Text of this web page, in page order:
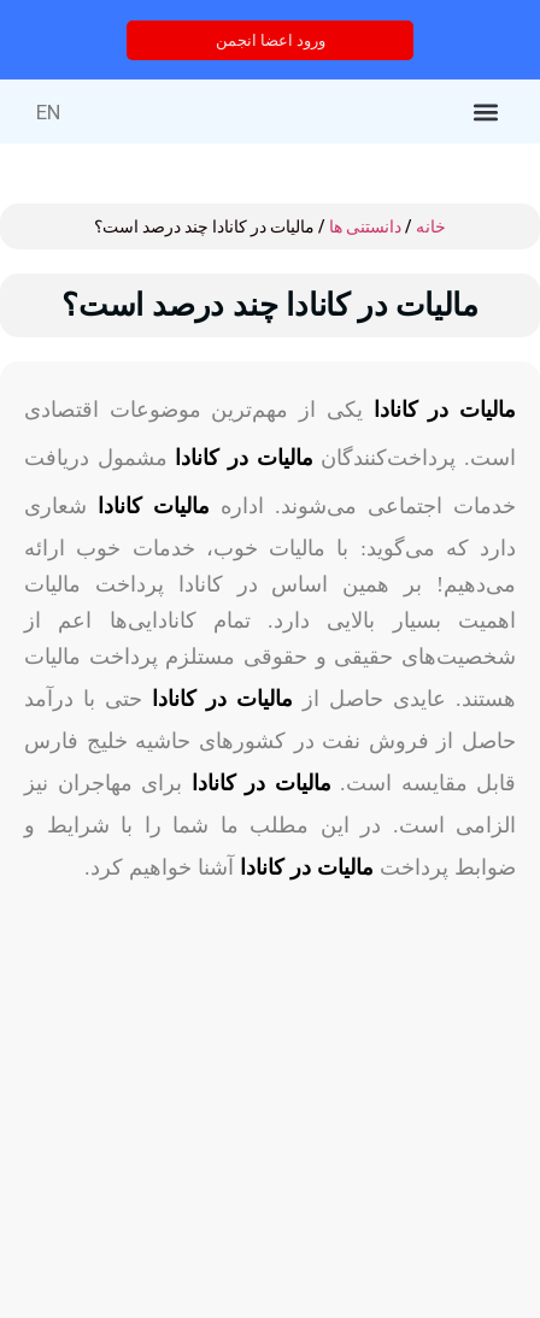
ورود اعضا انجمن
EN
خانه /دانستنی ها / مالیات در کانادا چند درصد است؟
مالیات در کانادا چند درصد است؟
مالیات در کانادا
یکی از مهم‌ترین موضوعات اقتصادی
است. پرداخت‌کنندگان مالیات در کانادا
مشمول دریافت
خدمات اجتماعی می‌شوند. اداره مالیات کانادا
شعاری
دارد که می‌گوید: با مالیات خوب، خدمات خوب ارائه
می‌دهیم! بر همین اساس در کانادا پرداخت مالیات
اهمیت بسیار بالایی دارد. تمام کانادایی‌ها اعم از
شخصیت‌های حقیقی و حقوقی مستلزم پرداخت مالیات
هستند. عایدی حاصل از مالیات در کانادا
حتی با درآمد
حاصل از فروش نفت در کشورهای حاشیه خلیج فارس
قابل مقایسه است. مالیات در کانادا
برای مهاجران نیز
الزامی است. در این مطلب ما شما را با شرایط و
ضوابط پرداخت مالیات در کانادا آشنا خواهیم کرد.